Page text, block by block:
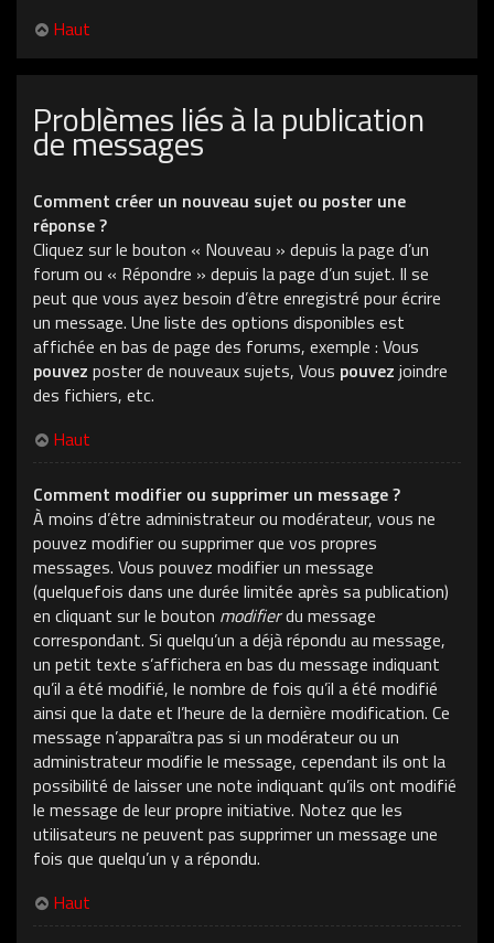
Haut
Problèmes liés à la publication
de messages
Comment créer un nouveau sujet ou poster une
réponse ?
Cliquez sur le bouton « Nouveau » depuis la page d’un
forum ou « Répondre » depuis la page d’un sujet. Il se
peut que vous ayez besoin d’être enregistré pour écrire
un message. Une liste des options disponibles est
affichée en bas de page des forums, exemple : Vous
pouvez poster de nouveaux sujets, Vous pouvez joindre
des fichiers, etc.
Haut
Comment modifier ou supprimer un message ?
À moins d’être administrateur ou modérateur, vous ne
pouvez modifier ou supprimer que vos propres
messages. Vous pouvez modifier un message
(quelquefois dans une durée limitée après sa publication)
en cliquant sur le bouton modifierdu message
correspondant. Si quelqu’un a déjà répondu au message,
un petit texte s’affichera en bas du message indiquant
qu’il a été modifié, le nombre de fois qu’il a été modifié
ainsi que la date et l’heure de la dernière modification. Ce
message n’apparaîtra pas si un modérateur ou un
administrateur modifie le message, cependant ils ont la
possibilité de laisser une note indiquant qu’ils ont modifié
le message de leur propre initiative. Notez que les
utilisateurs ne peuvent pas supprimer un message une
fois que quelqu’un y a répondu.
Haut